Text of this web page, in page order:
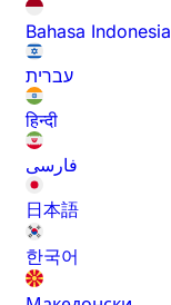
Bahasa Indonesia
עברית
हिन्दी
فارسی
日本語
한국어